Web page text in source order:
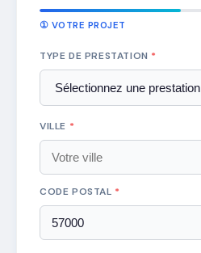
① VOTRE PROJET
TYPE DE PRESTATION *
VILLE *
CODE POSTAL *